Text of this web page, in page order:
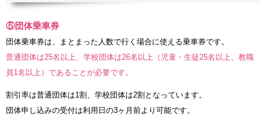
⑤団体乗車券
団体乗車券は、まとまった人数で行く場合に使える乗車券です。
普通団体は25名以上、学校団体は26名以上（児童・生徒25名以上、教職
員1名以上）であることが必要です。
割引率は普通団体は1割、学校団体は2割となっています。
団体申し込みの受付は利用日の3ヶ月前より可能です。